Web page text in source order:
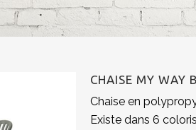
CHAISE MY WAY
Chaise en
Existe dans 6 coloris